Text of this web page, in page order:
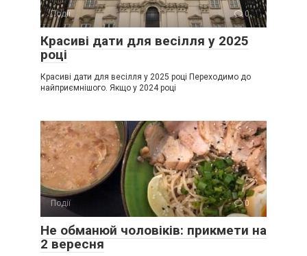
Події 0
Красиві дати для весілля у 2025
році
Красиві дати для весілля у 2025 році Переходимо до
найприємнішого. Якщо у 2024 році
Події 0
Не обманюй чоловіків: прикмети на
2 вересня